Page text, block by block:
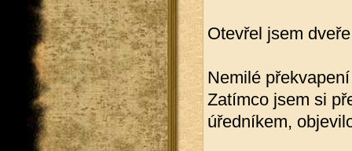
Otevřel jsem
Nemilé
Zatímco jsem si
úředníkem,